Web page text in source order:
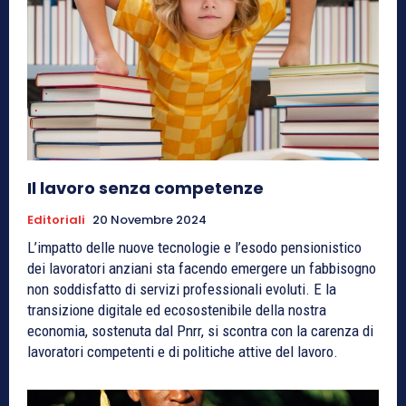
Il lavoro senza competenze
Editoriali 20 Novembre 2024
L’impatto delle nuove tecnologie e l’esodo pensionistico
dei lavoratori anziani sta facendo emergere un fabbisogno
non soddisfatto di servizi professionali evoluti. E la
transizione digitale ed ecosostenibile della nostra
economia, sostenuta dal Pnrr, si scontra con la carenza di
lavoratori competenti e di politiche attive del lavoro.